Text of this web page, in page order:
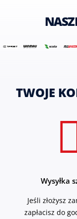
TWOJE
Wysyłka
Jeśli złożysz
zapłacisz do